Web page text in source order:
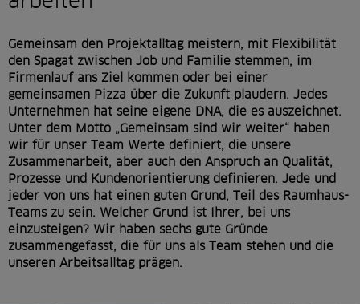
p
r
i
n
g
e
n
Gemeinsam den Projektalltag meistern, mit Flexibilität
den Spagat zwischen Job und Familie stemmen, im
Firmenlauf ans Ziel kommen oder bei einer
gemeinsamen Pizza über die Zukunft plaudern. Jedes
Unternehmen hat seine eigene DNA, die es auszeichnet.
Unter dem Motto „Gemeinsam sind wir weiter“ haben
wir für unser Team Werte definiert, die unsere
Zusammenarbeit, aber auch den Anspruch an Qualität,
Prozesse und Kundenorientierung definieren. Jede und
jeder von uns hat einen guten Grund, Teil des Raumhaus-
Teams zu sein. Welcher Grund ist Ihrer, bei uns
einzusteigen? Wir haben sechs gute Gründe
zusammengefasst, die für uns als Team stehen und die
unseren Arbeitsalltag prägen.